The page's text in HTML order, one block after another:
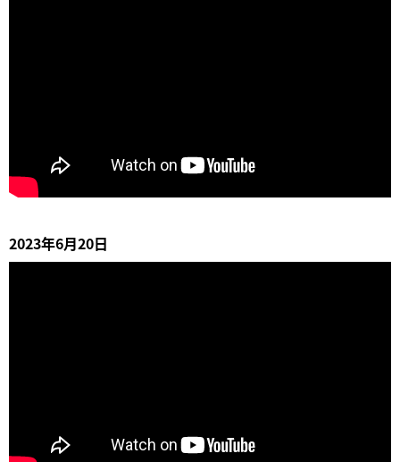
2023年6月20日